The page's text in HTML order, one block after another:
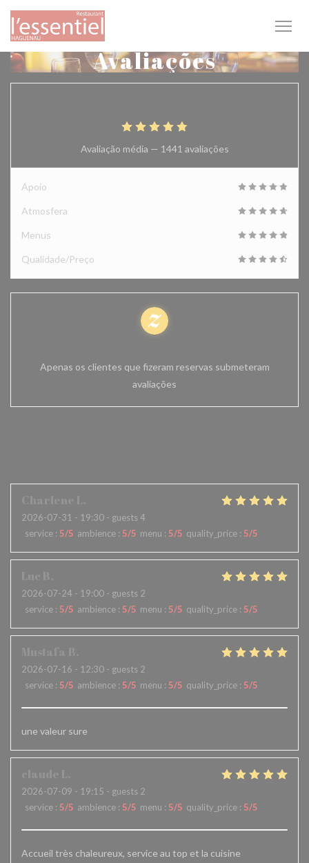
Painel de Gerenciamento de Cookies
Avaliações
2026-07-31 - 19:30 - guests 4
service : 5/5 ambience : 5/5 menu : 5/5 quality_price : 5/5
2026-07-24 - 19:00 - guests 2
service : 5/5 ambience : 5/5 menu : 5/5 quality_price : 5/5
2026-07-16 - 12:30 - guests 2
service : 5/5 ambience : 5/5 menu : 5/5 quality_price : 5/5
une valeur sure
2026-07-09 - 19:15 - guests 2
service : 5/5 ambience : 5/5 menu : 5/5 quality_price : 5/5
Accueil très chaleureux, service au top et la cuisine
Avaliação média — 1441 avaliações
Apoio
Atmosfera
Menus
Qualidade/Preço
Apenas os clientes que fizeram reservas submeteram
avaliações